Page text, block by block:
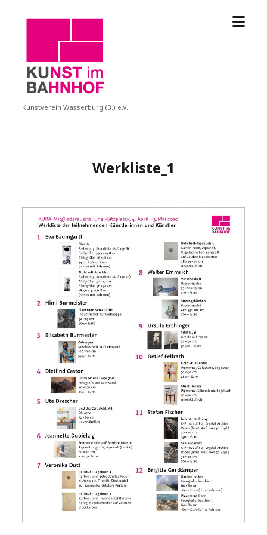
KUBA
Kunstverein Wasserburg (B.) e.V.
Menü
Werkliste_1